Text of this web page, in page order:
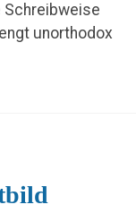
Schreibweise
unorthodox